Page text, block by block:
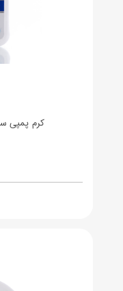
کرم پمپی